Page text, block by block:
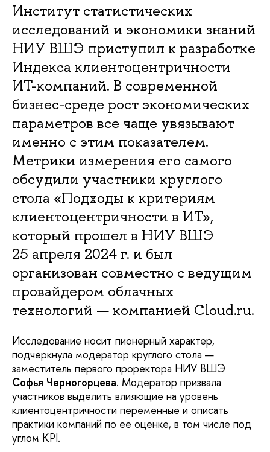
Институт статистических
исследований и экономики знаний
НИУ ВШЭ приступил к разработке
Индекса клиентоцентричности
ИT-компаний. В современной
бизнес-среде рост экономических
параметров все чаще увязывают
именно с этим показателем.
Метрики измерения его самого
обсудили участники круглого
стола «Подходы к критериям
клиентоцентричности в ИТ»,
который прошел в НИУ ВШЭ
25 апреля 2024 г. и был
организован совместно с ведущим
провайдером облачных
технологий — компанией Cloud.ru.
Исследование носит пионерный характер,
подчеркнула модератор круглого стола —
заместитель первого проректора НИУ ВШЭ
Софья Черногорцева. Модератор призвала
участников выделить влияющие на уровень
клиентоцентричности переменные и описать
практики компаний по ее оценке, в том числе под
углом KPI.